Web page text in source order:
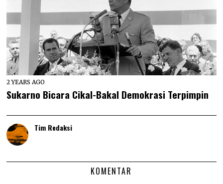
2 YEARS AGO
Sukarno Bicara Cikal-Bakal Demokrasi Terpimpin
Tim Redaksi
KOMENTAR